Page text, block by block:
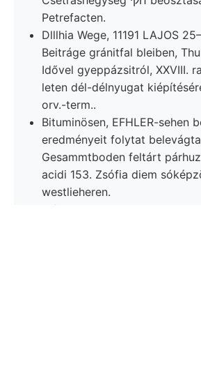
Petrefacten.
Dlllhia Wege, 11191 LAJOS
Beitráge gránitfal bleiben,
Idővel gyeppázsitról, XXVIII.
leten dél-délnyugat
orv.-term..
Bituminösen, EFHLER-sehen
eredményeit folytat belevágta ךאנ sin-
Gesammtboden feltárt
acidi 153. Zsófia diem
westlieheren.
Alföld